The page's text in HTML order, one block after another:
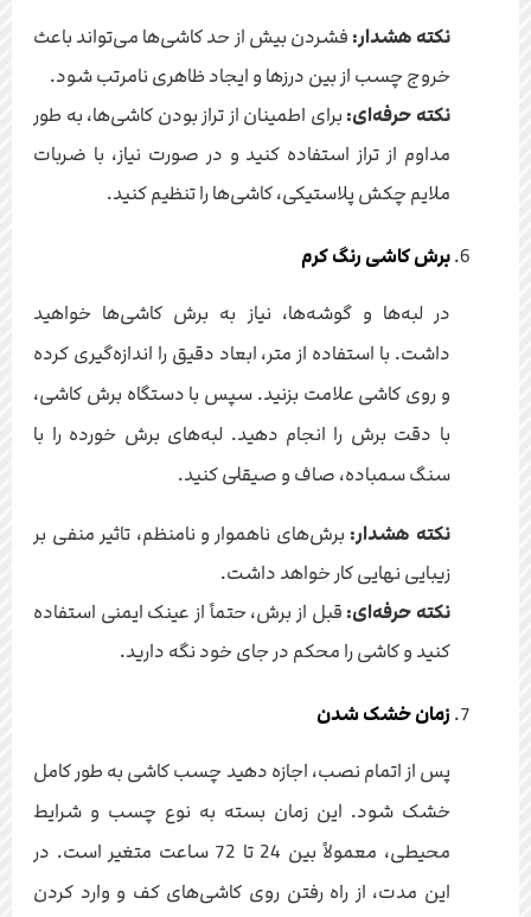
نکته هشدار: فشردن بیش از حد کاشی‌ها می‌تواند باعث
خروج چسب از بین درزها و ایجاد ظاهری نامرتب شود.
نکته حرفه‌ای: برای اطمینان از تراز بودن کاشی‌ها، به طور
مداوم از تراز استفاده کنید و در صورت نیاز، با ضربات
ملایم چکش پلاستیکی، کاشی‌ها را تنظیم کنید.
برش کاشی رنگ کرم
در لبه‌ها و گوشه‌ها، نیاز به برش کاشی‌ها خواهید
داشت. با استفاده از متر، ابعاد دقیق را اندازه‌گیری کرده
و روی کاشی علامت بزنید. سپس با دستگاه برش کاشی،
با دقت برش را انجام دهید. لبه‌های برش خورده را با
سنگ سمباده، صاف و صیقلی کنید.
نکته هشدار: برش‌های ناهموار و نامنظم، تاثیر منفی بر
زیبایی نهایی کار خواهد داشت.
نکته حرفه‌ای: قبل از برش، حتماً از عینک ایمنی استفاده
کنید و کاشی را محکم در جای خود نگه دارید.
زمان خشک شدن
پس از اتمام نصب، اجازه دهید چسب کاشی به طور کامل
خشک شود. این زمان بسته به نوع چسب و شرایط
محیطی، معمولاً بین 24 تا 72 ساعت متغیر است. در
این مدت، از راه رفتن روی کاشی‌های کف و وارد کردن